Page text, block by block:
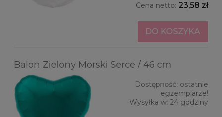
Cena netto: 23,58 zł
DO KOSZYKA
Balon Zielony Morski Serce / 46 cm
Dostępność: ostatnie
egzemplarze!
Wysyłka w: 24 godziny